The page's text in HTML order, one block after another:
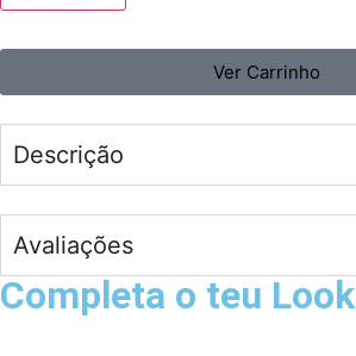
Ver Carrinho
Descrição
Avaliações
Completa o teu Look